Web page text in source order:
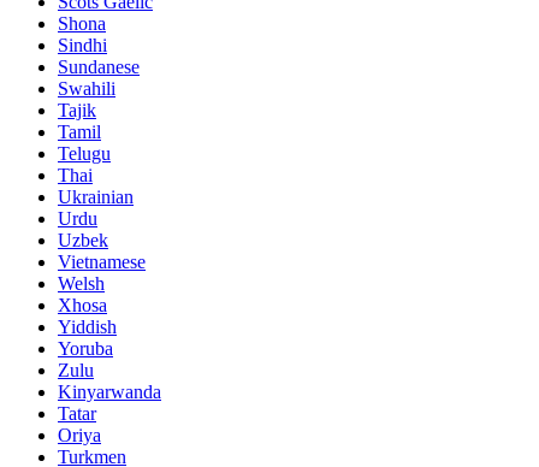
Shona
Sindhi
Sundanese
Swahili
Tajik
Tamil
Telugu
Thai
Ukrainian
Urdu
Uzbek
Vietnamese
Welsh
Xhosa
Yiddish
Yoruba
Zulu
Kinyarwanda
Tatar
Oriya
Turkmen